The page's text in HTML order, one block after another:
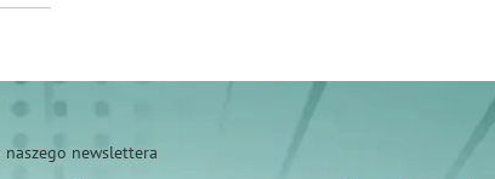
newslettera